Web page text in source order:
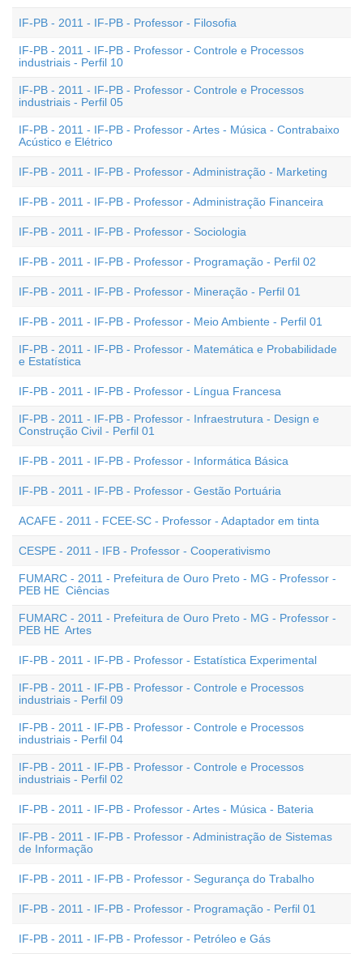
IF-PB - 2011 - IF-PB - Professor - Filosofia
IF-PB - 2011 - IF-PB - Professor - Controle e Processos
industriais - Perfil 10
IF-PB - 2011 - IF-PB - Professor - Controle e Processos
industriais - Perfil 05
IF-PB - 2011 - IF-PB - Professor - Artes - Música - Contrabaixo
Acústico e Elétrico
IF-PB - 2011 - IF-PB - Professor - Administração - Marketing
IF-PB - 2011 - IF-PB - Professor - Administração Financeira
IF-PB - 2011 - IF-PB - Professor - Sociologia
IF-PB - 2011 - IF-PB - Professor - Programação - Perfil 02
IF-PB - 2011 - IF-PB - Professor - Mineração - Perfil 01
IF-PB - 2011 - IF-PB - Professor - Meio Ambiente - Perfil 01
IF-PB - 2011 - IF-PB - Professor - Matemática e Probabilidade
e Estatística
IF-PB - 2011 - IF-PB - Professor - Língua Francesa
IF-PB - 2011 - IF-PB - Professor - Infraestrutura - Design e
Construção Civil - Perfil 01
IF-PB - 2011 - IF-PB - Professor - Informática Básica
IF-PB - 2011 - IF-PB - Professor - Gestão Portuária
ACAFE - 2011 - FCEE-SC - Professor - Adaptador em tinta
CESPE - 2011 - IFB - Professor - Cooperativismo
FUMARC - 2011 - Prefeitura de Ouro Preto - MG - Professor -
PEB HE  Ciências
FUMARC - 2011 - Prefeitura de Ouro Preto - MG - Professor -
PEB HE  Artes
IF-PB - 2011 - IF-PB - Professor - Estatística Experimental
IF-PB - 2011 - IF-PB - Professor - Controle e Processos
industriais - Perfil 09
IF-PB - 2011 - IF-PB - Professor - Controle e Processos
industriais - Perfil 04
IF-PB - 2011 - IF-PB - Professor - Controle e Processos
industriais - Perfil 02
IF-PB - 2011 - IF-PB - Professor - Artes - Música - Bateria
IF-PB - 2011 - IF-PB - Professor - Administração de Sistemas
de Informação
IF-PB - 2011 - IF-PB - Professor - Segurança do Trabalho
IF-PB - 2011 - IF-PB - Professor - Programação - Perfil 01
IF-PB - 2011 - IF-PB - Professor - Petróleo e Gás